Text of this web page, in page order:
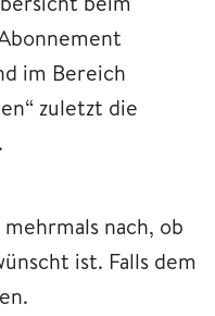
im Bereich
zuletzt die
nach, ob
ist. Falls dem